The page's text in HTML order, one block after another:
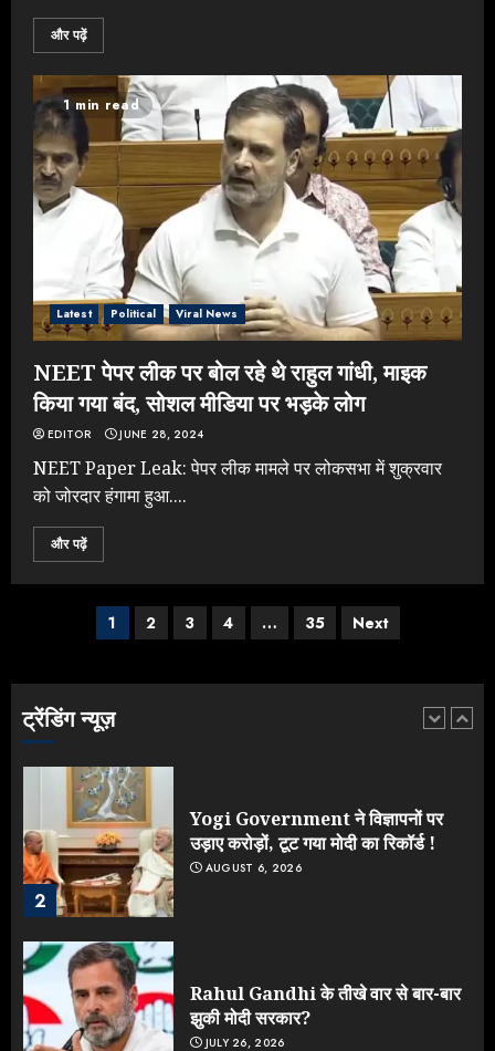
और पढ़ें
1 min read
Latest Political Viral News
NEET पेपर लीक पर बोल रहे थे राहुल गांधी, माइक
किया गया बंद, सोशल मीडिया पर भड़के लोग
EDITOR JUNE 28, 2024
NEET Paper Leak: पेपर लीक मामले पर लोकसभा में शुक्रवार
को जोरदार हंगामा हुआ....
और पढ़ें
1 2 3 4 … 35 Next
ट्रेंडिंग न्यूज़
3
Rahul Gandhi के तीखे वार से बार-बार
झुकी मोदी सरकार?
JULY 26, 2026
4
NEET महाघोटाले पर Rahul Gandhi
के आक्रामक तेवर, बैकफुट पर आई सरकार
JULY 24, 2026
Jantar Mantar Protest पर बॉलीवुड
का बदला रुख: सलमान और राजकुमार के यू-
1
Yogi vs Modi: छिड़ गई आर-पार की
नुकसान
2
Yogi Government ने विज्ञापनों पर
उड़ाए करोड़ों, टूट गया मोदी का रिकॉर्ड !
AUGUST 6, 2026
Rahul Gandhi के तीखे वार से बार-बार
झुकी मोदी सरकार?
JULY 26, 2026